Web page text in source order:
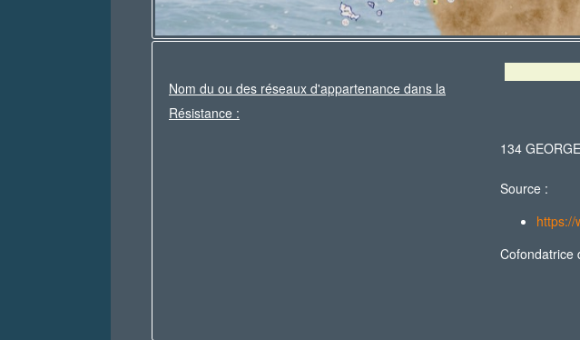
Nom du ou des réseaux d'appartenance dans la
Résistance :
134
Source :
https://
Cofondatrice